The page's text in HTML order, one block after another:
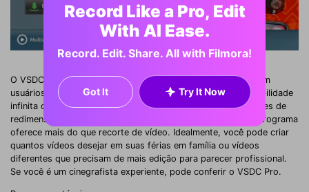
O VSDC Video Editor é totalmente gratuito para download em
usuários de PC com Windows e permite que você tenha usabilidade
infinita com uma interface fácil de usar. Quase todos os ícones de
redimensionamento estão presentes na tela principal. Este programa
oferece mais do que recorte de vídeo. Idealmente, você pode criar
quantos vídeos desejar em suas férias em família ou vídeos
diferentes que precisam de mais edição para parecer profissional.
Se você é um cinegrafista experiente, pode conferir o VSDC Pro.
Record Like a Pro, Edit
With AI Ease.
Record. Edit. Share. All with Filmora!
Got It Try It Now